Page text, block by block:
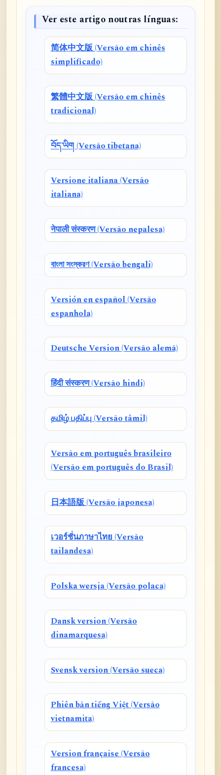
Ver este artigo noutras línguas:
简体中文版 (Versão em chinês
simplificado)
繁體中文版 (Versão em chinês
tradicional)
བོད་ཡིག (Versão tibetana)
Versione italiana (Versão
italiana)
नेपाली संस्करण (Versão nepalesa)
বাংলা সংস্করণ (Versão bengali)
Versión en español (Versão
espanhola)
Deutsche Version (Versão alemã)
हिंदी संस्करण (Versão hindi)
தமிழ் பதிப்பு (Versão tâmil)
Versão em português brasileiro
(Versão em português do Brasil)
日本語版 (Versão japonesa)
เวอร์ชั่นภาษาไทย (Versão
tailandesa)
Polska wersja (Versão polaca)
Dansk version (Versão
dinamarquesa)
Svensk version (Versão sueca)
Phiên bản tiếng Việt (Versão
vietnamita)
Version française (Versão
francesa)